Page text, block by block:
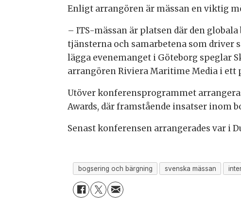
Enligt arrangören är mässan en viktig
– ITS-mässan är platsen där den
tjänsterna och samarbetena som driver
lägga evenemanget i Göteborg speglar
arrangören Riviera Maritime Media i ett
Utöver konferensprogrammet
Awards, där framstående insatser inom
Senast konferensen arrangerades var i
bogsering och bärgning svenska mässan